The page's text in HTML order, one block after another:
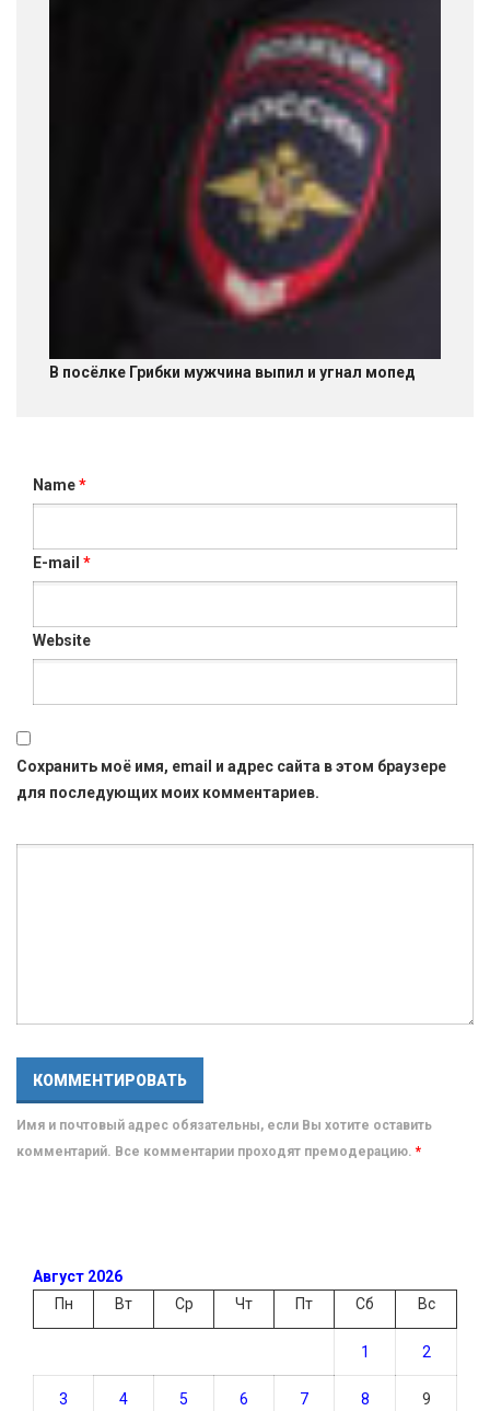
В посёлке Грибки мужчина выпил и угнал мопед
Name*
E-mail *
Website
Сохранить моё имя, email и адрес сайта в этом браузере
для последующих моих комментариев.
Имя и почтовый адрес обязательны, если Вы хотите оставить
комментарий. Все комментарии проходят премодерацию. *
Август 2026
Пн
Вт Ср Чт Пт Сб Вс
1 2
3 4 5 6 7 8 9